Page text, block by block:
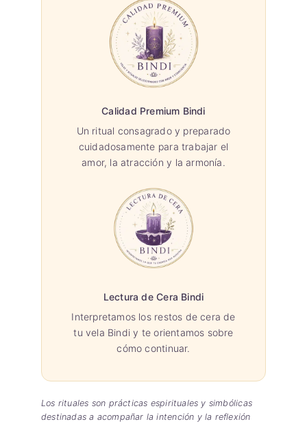
Calidad Premium Bindi
Un ritual consagrado y preparado
cuidadosamente para trabajar el
amor, la atracción y la armonía.
Lectura de Cera Bindi
Interpretamos los restos de cera de
tu vela Bindi y te orientamos sobre
cómo continuar.
Los rituales son prácticas espirituales y simbólicas
destinadas a acompañar la intención y la reflexión